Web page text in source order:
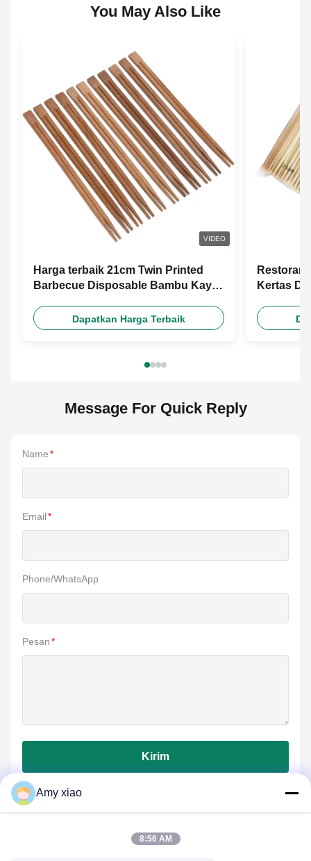
You May Also Like
VIDEO
Harga terbaik 21cm Twin Printed
Barbecue Disposable Bambu Kayu
Custom Paper Sleeve
Dapatkan Harga Terbaik
Restoran
Kertas
Message For Quick Reply
Name*
Email*
Phone/WhatsApp
Pesan*
Kirim
Amy xiao
8:56 AM